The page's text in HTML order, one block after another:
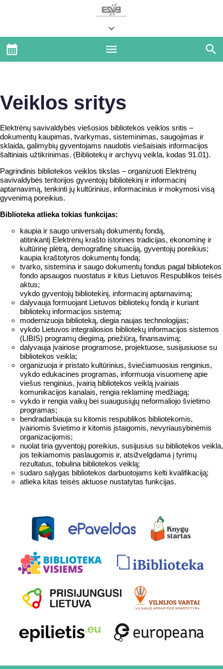
Veiklos sritys
Elektrėnų savivaldybės viešosios bibliotekos veiklos sritis –
dokumentų kaupimas, tvarkymas, sisteminimas, saugojimas ir
sklaida, galimybių gyventojams naudotis viešaisiais informacijos
šaltiniais užtikrinimas. (Bibliotekų ir archyvų veikla, kodas 91.01).
Pagrindinis bibliotekos veiklos tikslas – organizuoti Elektrėnų
savivaldybės teritorijos gyventojų bibliotekinį ir informacinį
aptarnavimą, tenkinti jų kultūrinius, informacinius ir mokymosi visą
gyvenimą poreikius.
Biblioteka atlieka tokias funkcijas:
kaupia ir saugo universalų dokumentų fondą,
atitinkantį Elektrėnų krašto istorines tradicijas, ekonominę ir
kultūrinę plėtrą, demografinę situaciją, gyventojų poreikius;
kaupia kraštotyros dokumentų fondą;
tvarko, sistemina ir saugo dokumentų fondus pagal bibliotekos
fondo apsaugos nuostatus ir kitus Lietuvos Respublikos teisės
aktus;
vykdo gyventojų bibliotekinį, informacinį aptarnavimą;
dalyvauja formuojant Lietuvos bibliotekų fondą ir kuriant
bibliotekų informacijos sistemą;
modernizuoja biblioteką, diegia naujas technologijas;
vykdo Lietuvos integraliosios bibliotekų informacijos sistemos
(LIBIS) programų diegimą, priežiūrą, finansavimą;
dalyvauja įvairiose programose, projektuose, susijusiuose su
bibliotekos veikla;
organizuoja ir pristato kultūrinius, šviečiamuosius renginius,
vykdo edukacines programas, informuoja visuomenę apie
viešus renginius, įvairią bibliotekos veiklą įvairiais
komunikacijos kanalais, rengia reklaminę medžiagą;
vykdo ir rengia vaikų bei suaugusiųjų neformaliojo švietimo
programas;
bendradarbiauja su kitomis respublikos bibliotekomis,
įvairiomis švietimo ir kitomis įstaigomis, nevyriausybinėmis
organizacijomis;
nuolat tiria gyventojų poreikius, susijusius su bibliotekos veikla,
jos teikiamomis paslaugomis ir, atsižvelgdama į tyrimų
rezultatus, tobulina bibliotekos veiklą;
sudaro sąlygas bibliotekos darbuotojams kelti kvalifikaciją;
atlieka kitas teisės aktuose nustatytas funkcijas.